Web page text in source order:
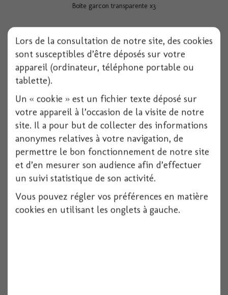
Boite garcon transparente x3
Voir
Boite fille transparente x3
Lors de la consultation de notre site, des cookies
sont susceptibles d’être déposés sur votre
appareil (ordinateur, téléphone portable ou
tablette).
Un « cookie » est un fichier texte déposé sur
votre appareil à l’occasion de la visite de notre
site. Il a pour but de collecter des informations
anonymes relatives à votre navigation, de
permettre le bon fonctionnement de notre site
et d’en mesurer son audience afin d’effectuer
un suivi statistique de son activité.
Vous pouvez régler vos préférences en matière
cookies en utilisant les onglets à gauche.